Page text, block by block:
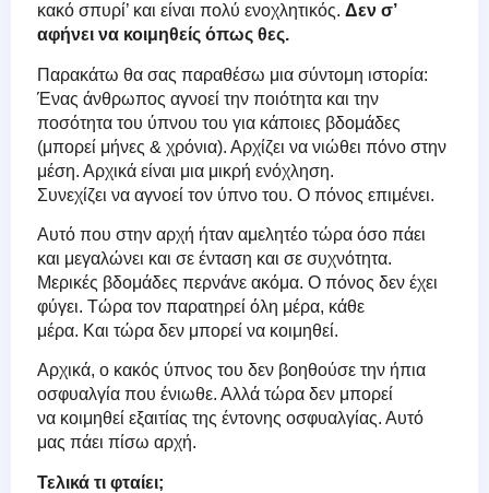
κακό σπυρί’ και είναι πολύ ενοχλητικός. Δεν σ’
αφήνει να κοιμηθείς όπως θες.
Παρακάτω θα σας παραθέσω μια σύντομη ιστορία:
Ένας άνθρωπος αγνοεί την ποιότητα και την
ποσότητα του ύπνου του για κάποιες βδομάδες
(μπορεί μήνες & χρόνια). Αρχίζει να νιώθει πόνο στην
μέση. Αρχικά είναι μια μικρή ενόχληση.
Συνεχίζει να αγνοεί τον ύπνο του. Ο πόνος επιμένει.
Αυτό που στην αρχή ήταν αμελητέο τώρα όσο πάει
και μεγαλώνει και σε ένταση και σε συχνότητα.
Μερικές βδομάδες περνάνε ακόμα. Ο πόνος δεν έχει
φύγει. Τώρα τον παρατηρεί όλη μέρα, κάθε
μέρα. Και τώρα δεν μπορεί να κοιμηθεί.
Αρχικά, ο κακός ύπνος του δεν βοηθούσε την ήπια
οσφυαλγία που ένιωθε. Αλλά τώρα δεν μπορεί
να κοιμηθεί εξαιτίας της έντονης οσφυαλγίας. Αυτό
μας πάει πίσω αρχή.
Τελικά τι φταίει;